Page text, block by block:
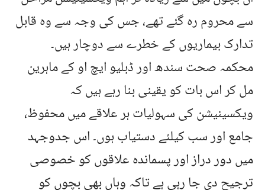
سے محروم رہ گئے تھے، جس کی وجہ سے وہ قابل
تدارک بیماریوں کے خطرے سے دوچار ہیں۔
محکمہ صحت سندھ اور ڈبلیو ایچ او کے ماہرین
مل کر اس بات کو یقینی بنا رہے ہیں کہ
ویکسینیشن کی سہولیات ہر علاقے میں محفوظ،
جامع اور سب کیلئے دستیاب ہوں۔ اس جدوجہد
میں دور دراز اور پسماندہ علاقوں کو خصوصی
ترجیح دی جا رہی ہے تاکہ وہاں بھی بچوں کو